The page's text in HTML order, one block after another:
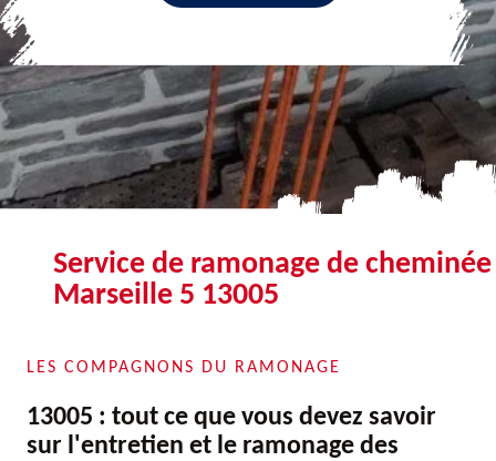
Service de ramonage de cheminée
Marseille 5 13005
LES COMPAGNONS DU RAMONAGE
13005 : tout ce que vous devez savoir
sur l'entretien et le ramonage des